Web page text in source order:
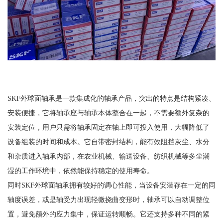
SKF外球面轴承是一款集成化的轴承产品，突出的特点是结构紧凑、
安装便捷，它将轴承座与轴承本体整合在一起，不需要额外复杂的
安装定位，用户只需将轴承固定在轴上即可投入使用，大幅降低了
设备组装的时间和成本。它自带密封结构，能有效阻挡灰尘、水分
和杂质进入轴承内部，在农业机械、输送设备、纺织机械等多尘潮
湿的工作环境中，依然能保持稳定的使用寿命。
同时SKF外球面轴承拥有较好的调心性能，当设备安装存在一定的同
轴度误差，或是轴受力出现轻微挠曲变形时，轴承可以自动调整位
置，避免额外的应力集中，保证运转顺畅。它还支持多种不同的紧